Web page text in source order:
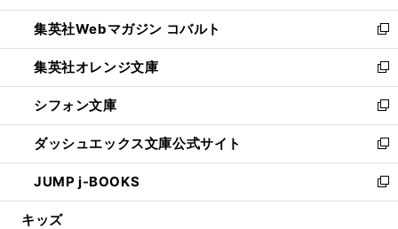
開
く
ウ
で
開
く
ン
ド
ウ
で
開
く
ウ
ィ
ン
ド
ウ
で
開
く
集英社Webマガジン コバルト
新
し
い
ウ
ィ
ン
ド
ウ
で
開
集英社オレンジ文庫
新
し
い
ウ
ィ
ン
ド
ウ
シフォン文庫
新
し
い
ウ
ィ
ン
ダッシュエックス文庫公式サイト
新
し
い
ウ
JUMP j-BOOKS
新
し
キッズ